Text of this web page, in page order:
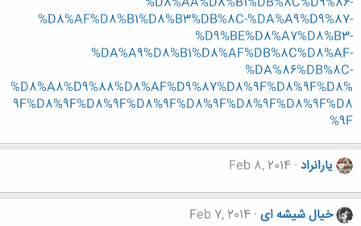
%D8%AF%D8%B1%D8%B3%DB%8C-%DA%A9%D9%87-
%D9%BE%D8%A7%D8%B3-
%DA%A9%D8%B1%D8%AF%DB%8C%D8%AF-
%DA%86%DB%8C-
%D8%A8%D9%88%D8%AF%D9%87%D8%9F%D8%9F%D8%
9F%D8%9F%D8%9F%D8%9F%D8%9F%D8%9F%D8%9F%D8
%9F
یارانراد Feb 8, 2014
خیال شیشه ای Feb 7, 2014